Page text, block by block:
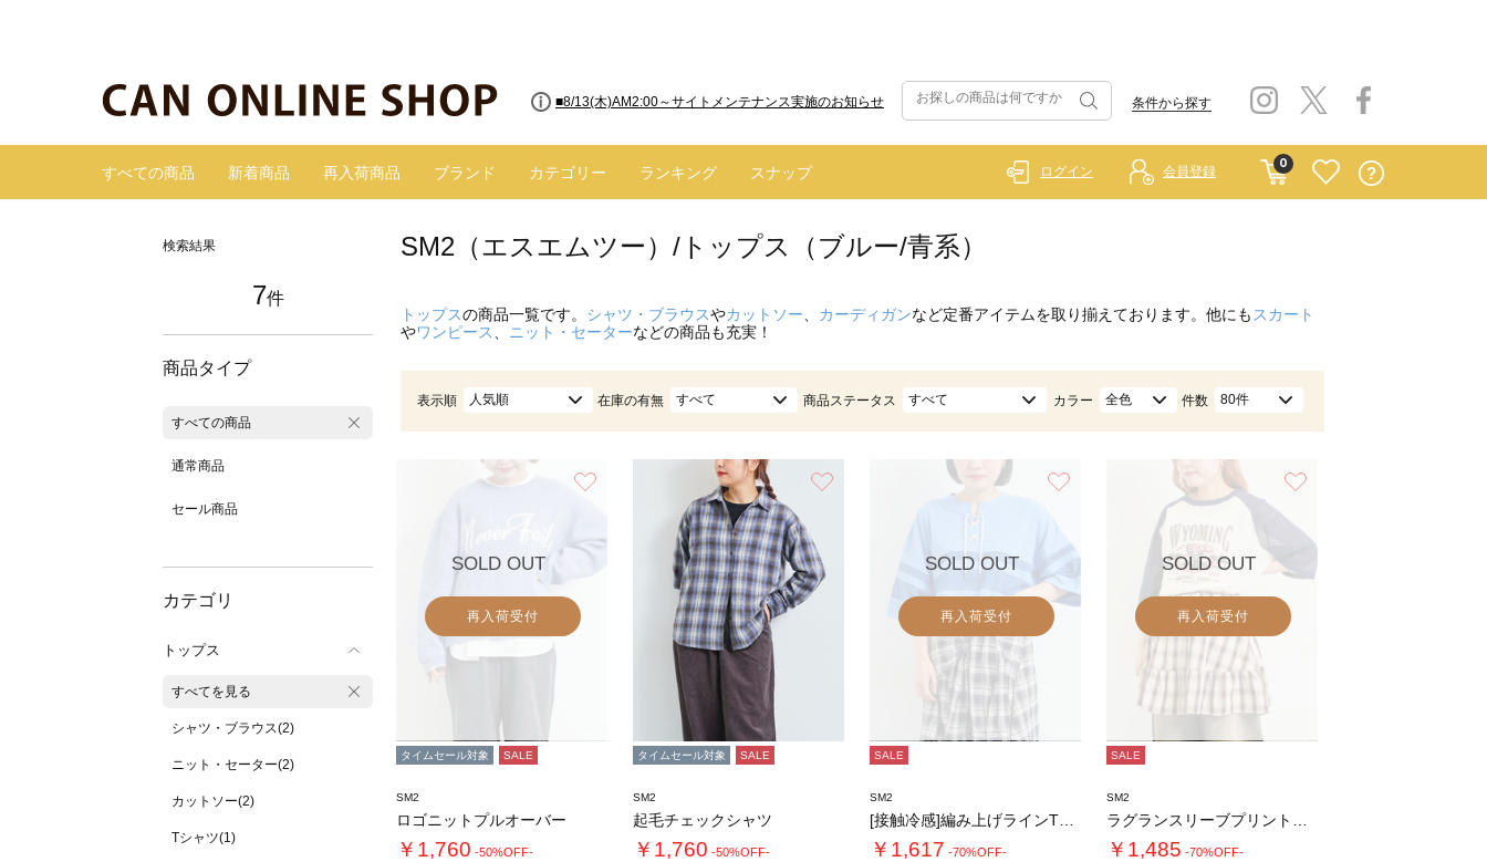
■8/13(木)AM2:00～サイトメンテナンス実施のお知らせ
■【お知らせ】ヤマト運輸の配送遅延・停止について 条件から探す
すべての商品 新着商品 再入荷商品 ブランド カテゴリー ランキング スナップ
0
ログイン 会員登録
検索結果
7件
商品タイプ
すべての商品
通常商品
セール商品
カテゴリ
トップス
すべてを見る
シャツ・ブラウス(2)
ニット・セーター(2)
カットソー(2)
Tシャツ(1)
SM2（エスエムツー）/トップス（ブルー/青系）
トップスの商品一覧です。 シャツ・ブラウスやカットソー カーディガンなど定番アイテムを取り揃えております。他にも スカート
やワンピース ニット・セーターなどの商品も充実！
表示順 人気順 在庫の有無 すべて 商品ステータス すべて カラー 全色 件数 80件
SOLD OUT
再入荷受付
タイムセール対象 SALE
SM2
ロゴニットプルオーバー
￥1,760 -50%OFF-
タイムセール対象 SALE
SM2
起毛チェックシャツ
￥1,760 -50%OFF-
SOLD OUT
再入荷受付
SALE
SM2
￥1,617 -70%OFF-
SOLD OUT
再入荷受付
SALE
SM2
￥1,485 -70%OFF-